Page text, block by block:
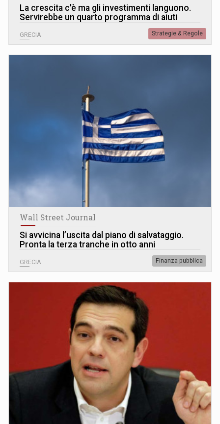
La crescita c'è ma gli investimenti languono.
Servirebbe un quarto programma di aiuti
GRECIA Strategie & Regole
Wall Street Journal
Si avvicina l’uscita dal piano di salvataggio.
Pronta la terza tranche in otto anni
GRECIA Finanza pubblica